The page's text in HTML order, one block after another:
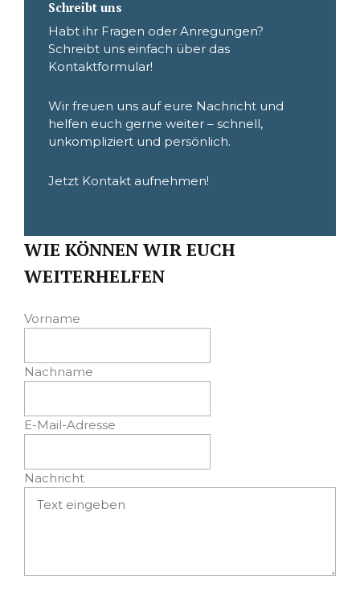
Schreibt uns
Habt ihr Fragen oder Anregungen?
Schreibt uns einfach über das
Kontaktformular!
Wir freuen uns auf eure Nachricht und
helfen euch gerne weiter – schnell,
unkompliziert und persönlich.
Jetzt Kontakt aufnehmen!
WIE KÖNNEN WIR EUCH
WEITERHELFEN
Vorname
Nachname
E-Mail-Adresse
Nachricht